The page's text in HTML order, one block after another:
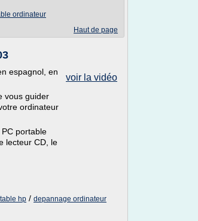
ordinateur
Haut de page
voir la vidéo
espagnol, en
vous guider
ordinateur
portable
lecteur CD, le
hp / depannage ordinateur